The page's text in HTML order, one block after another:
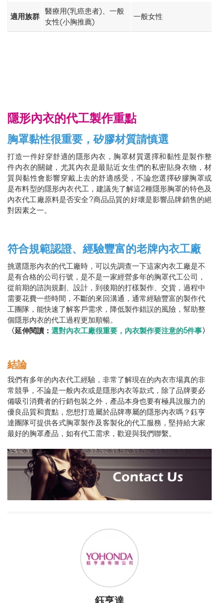
適用族群
醫療用(乳癌患者)、一般
女性(小胸推薦)
一般女性
隱形內衣的代工製作重點
胸罩黏性很重要，矽膠材質請慎選
打造一件好穿舒適的隱形內衣，胸罩材質選擇和黏性是製作整
件內衣的關鍵，尤其內衣是最貼近女生們的私密貼身衣物，材
質與黏性會影響穿戴上去的舒適感受，不論您選擇矽膠胸罩或
是布料型的隱形內衣代工，建議先了解這2種隱形胸罩的特色及
內衣代工廠原料是否安全?商品品質的好壞是影響品牌銷售的絕
對因素之一。
符合規範認證、經驗豐富的老牌內衣工廠
挑選隱形內衣的代工廠時，可以先調查一下這家內衣工廠是不
是有合格的公司行號，是不是一家經營多年的胸罩代工公司，
從前期的諮詢規劃、設計，到後期的打樣製作、交貨，過程中
需要花費一些時間，不斷的來回溝通，通常經驗豐富的製作代
工團隊，能快速了解客戶需求，降低製作錯誤的風險，幫助整
個隱形內衣的代工過程更加順暢。
〈延伸閱讀： 選對內衣工廠很重要，內衣製作要注意的5件事〉
結論
我們有多年的內衣代工經驗，非常了解現在的內衣市場真的非
常競爭，不論是一般內衣或是隱形內衣等款式，除了品牌要必
備吸引消費者的行銷包裝之外，產品本身也要有極具說服力的
優良品質和賣點，您想打造屬於品牌專屬的隱形內衣嗎？鈺亨
達團隊可提供各式胸罩製作及客製化的代工服務，堅持給大家
最好的胸罩產品，如有代工需求，歡迎與我們聯繫。
鈺亨達